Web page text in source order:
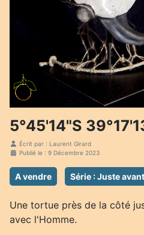
5°45'14"S
Écrit par : Laurent Girard
Publié le : 9 Décembre 2023
A vendre Série : Juste
Une tortue près de la côté
avec l'Homme.